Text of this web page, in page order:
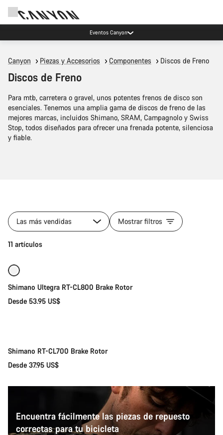
Eventos Canyon
Canyon Piezas y Accesorios Componentes Discos de Freno
Discos de Freno
Para mtb, carretera o gravel, unos potentes frenos de disco son
esenciales. Tenemos una amplia gama de discos de freno de las
mejores marcas, incluidos Shimano, SRAM, Campagnolo y Swiss
Stop, todos diseñados para ofrecer una frenada potente, silenciosa
y fiable.
Las más vendidas Mostrar filtros
11 artículos
Shimano Ultegra RT-CL800 Brake Rotor
Desde 53.95 US$
Shimano RT-CL700 Brake Rotor
Desde 37.95 US$
Encuentra fácilmente las piezas de repuesto
correctas para tu bicicleta